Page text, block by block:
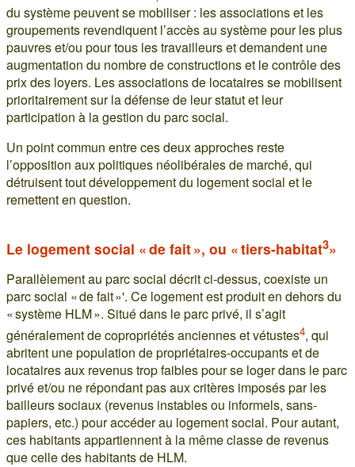
du système peuvent se mobiliser : les associations et les
groupements revendiquent l’accès au système pour les plus
pauvres et/ou pour tous les travailleurs et demandent une
augmentation du nombre de constructions et le contrôle des
prix des loyers. Les associations de locataires se mobilisent
prioritairement sur la défense de leur statut et leur
participation à la gestion du parc social.
Un point commun entre ces deux approches reste
l’opposition aux politiques néolibérales de marché, qui
détruisent tout développement du logement social et le
remettent en question.
Le logement social « de fait », ou « tiers-habitat3»
Parallèlement au parc social décrit ci-dessus, coexiste un
parc social « de fait »'. Ce logement est produit en dehors du
« système HLM ». Situé dans le parc privé, il s’agit
généralement de copropriétés anciennes et vétustes4, qui
abritent une population de propriétaires-occupants et de
locataires aux revenus trop faibles pour se loger dans le parc
privé et/ou ne répondant pas aux critères imposés par les
bailleurs sociaux (revenus instables ou informels, sans-
papiers, etc.) pour accéder au logement social. Pour autant,
ces habitants appartiennent à la même classe de revenus
que celle des habitants de HLM.